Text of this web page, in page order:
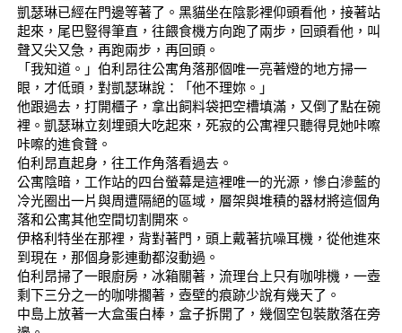
凱瑟琳已經在門邊等著了。黑貓坐在陰影裡仰頭看他，接著站
起來，尾巴豎得筆直，往餵食機方向跑了兩步，回頭看他，叫
聲又尖又急，再跑兩步，再回頭。
「我知道。」伯利昂往公寓角落那個唯一亮著燈的地方掃一
眼，才低頭，對凱瑟琳說：「他不理妳。」
他跟過去，打開櫃子，拿出飼料袋把空槽填滿，又倒了點在碗
裡。凱瑟琳立刻埋頭大吃起來，死寂的公寓裡只聽得見她咔嚓
咔嚓的進食聲。
伯利昂直起身，往工作角落看過去。
公寓陰暗，工作站的四台螢幕是這裡唯一的光源，慘白滲藍的
冷光圈出一片與周遭隔絕的區域，層架與堆積的器材將這個角
落和公寓其他空間切割開來。
伊格利特坐在那裡，背對著門，頭上戴著抗噪耳機，從他進來
到現在，那個身影連動都沒動過。
伯利昂掃了一眼廚房，冰箱關著，流理台上只有咖啡機，一壺
剩下三分之一的咖啡擱著，壺壁的痕跡少說有幾天了。
中島上放著一大盒蛋白棒，盒子拆開了，幾個空包裝散落在旁